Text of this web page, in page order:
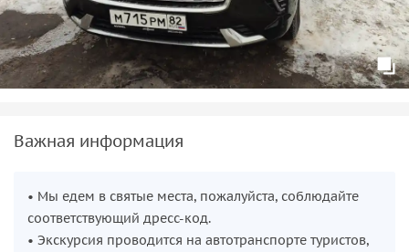
Важная информация
• Мы едем в святые места, пожалуйста, соблюдайте
соответствующий дресс-код.
• Экскурсия проводится на автотранспорте туристов,